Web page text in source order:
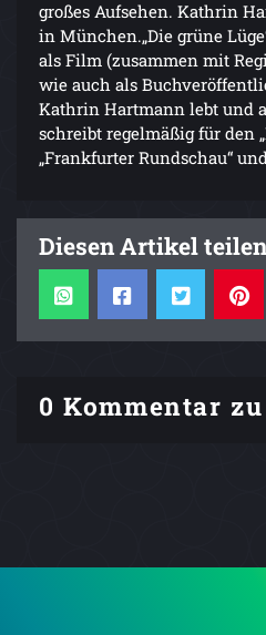
großes Aufsehen. Kathrin
in München.„Die grüne
als Film (zusammen mit
wie auch als
Kathrin Hartmann lebt und
schreibt regelmäßig für den
„Frankfurter Rundschau“
Diesen Artikel teilen
0 Kommentar